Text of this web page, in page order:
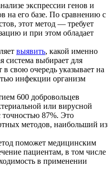
экспрессии генов и
на его базе. По сравнению с
этот метод — требует
и при этом обладает
выявить, какой именно
система выбирает для
свою очередь указывает на
инфекции организм
600 добровольцев
или вирусной
точностью 87%. Это
методов, наибольший из
поможет медицинским
пациентам, в том числе
в применении